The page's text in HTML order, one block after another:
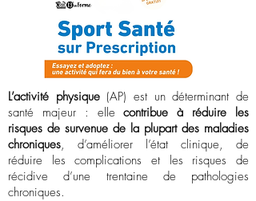
L’activité physique(AP) est un déterminant de
santé majeur : ellecontribue à réduire les
risques de survenue de la plupart des maladies
chroniques, d’améliorer l’état clinique, de
réduire les complications et les risques de
récidive d’une trentaine de pathologies
chroniques.